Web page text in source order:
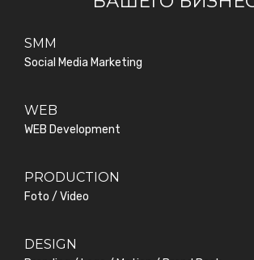
SMM
Social Media Marketing
WEB
WEB Development
PRODUCTION
Foto / Video
DESIGN